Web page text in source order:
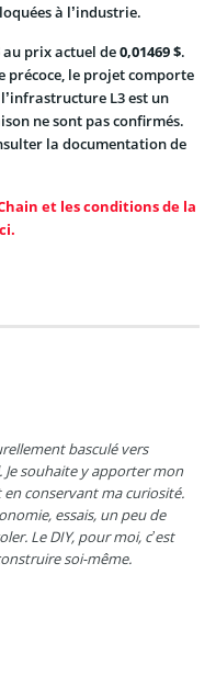
à l’industrie.
au prix actuel de0,01469 $.
précoce, le projet comporte
L3 est un
ne sont pas confirmés.
la documentation de
et les conditions de la
basculé vers
souhaite y apporter mon
conservant ma curiosité.
essais, un peu de
Le DIY, pour moi, c’est
soi-même.